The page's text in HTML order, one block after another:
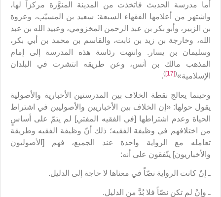
أما مدرسة الحديث فاتخذت من المدينة المنوَّرة مركزاً لها،
واشتهر من أعلامها الفقهاء السبعة: سعيد بن المسيّب، وعروة
بن الزبير، وأبو بكر بن عبد الرحمن المخزومي، وعبيد الله بن عبد
الله، وخارجة بن زيد بن ثابت، والقاسم بن محمد بن أبي بكر،
وسليمان بن يسار. وانتهت رئاسة هذه المدرسة إلى إمام
المذهب مالك بن أنس، وعن طريقه انتشرت في البلدان
الإسلامية»(
[17]
)
.
وحينما يعالج نقطة الخلاف بين المدرستين الأخبارية والأصولية
يقول حولها: «إن الخلاف بين الأخباريين والأصوليين في اشتراط
الحياة وعدم اشتراطها [في الفقيه المفتي] لم يتمّ على أساسٍ
من اختلافهم في وظيفة الفقيه؛ ذلك أنّ وظيفة الفقيه وطريقة
تعامله مع الرواية واحدة عند الجميع، فهم [الأصوليون
والأخباريون] يتّفقون على أنه:
ـ إنْ كانت الرواية نصّاً في معناها لا حاجة إلى الدليل.
ـ وإنْ لم تكن نصّاً فلا بُدَّ من الدليل.